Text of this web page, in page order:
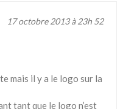
17 octobre 2013 à 23h 52
mais il y a le logo sur la
tant que le logo n’est